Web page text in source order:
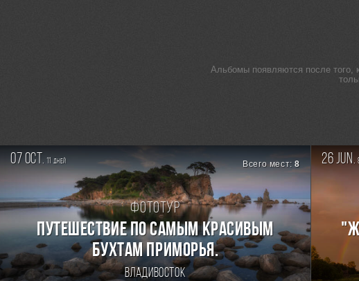
Альбомы появляются после того,
07 oct. 11 дней Всего мест:8
Фототур
ПУТЕШЕСТВИЕ ПО САМЫМ КРАСИВЫМ
БУХТАМ ПРИМОРЬЯ.
Владивосток
26 jun.